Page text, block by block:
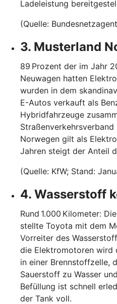
Ladeleistung
(Quelle:
3. Musterland
89 Prozent der im Jahr
Neuwagen hatten
wurden in dem
E-Autos verkauft als
Hybridfahrzeuge
Norwegen gilt als
Jahren steigt der Anteil
(Quelle: KfW; Stand:
4. Wasserstoff
Rund 1.000 Kilometer:
stellte Toyota mit dem
Vorreiter des
die Elektromotoren
in einer Brennstoffzelle,
Sauerstoff zu Wasser
Befüllung ist schnell
der Tank voll.